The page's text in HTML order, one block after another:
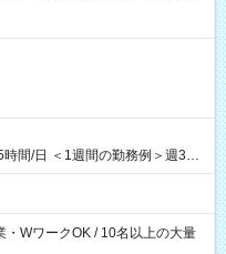
間/日 ＜1週間の勤務例＞週3回
日 好きな時にお仕事
・WワークOK / 10名以上の大量